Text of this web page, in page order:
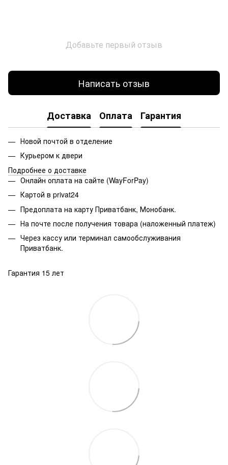
Добавьте первый отзыв
Написать отзыв
Доставка Оплата Гарантия
Новой почтой в отделение
Курьером к двери
Подробнее о доставке
Онлайн оплата на сайте (WayForPay)
Картой в privat24
Предоплата на карту Приватбанк, Монобанк.
На почте после получения товара (наложенный платеж)
Через кассу или терминал самообслуживания
Приватбанк.
Гарантия 15 лет